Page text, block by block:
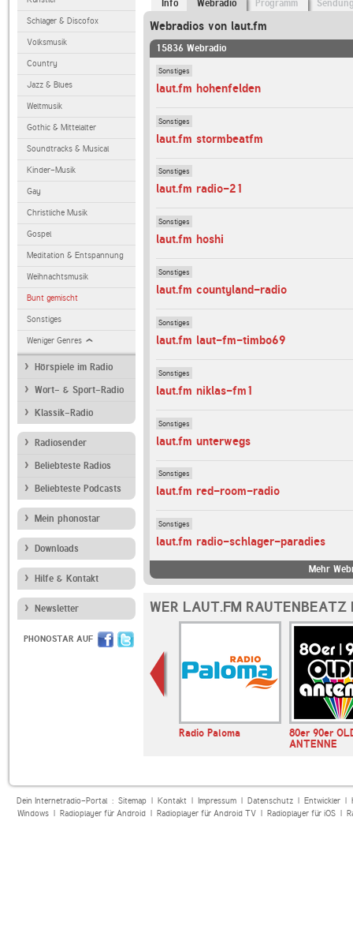
Schlager & Discofox
Volksmusik
Country
Jazz & Blues
Weltmusik
Gothic & Mittelalter
Soundtracks & Musical
Kinder-Musik
Gay
Christliche Musik
Gospel
Meditation & Entspannung
Weihnachtsmusik
Bunt gemischt
Sonstiges
Weniger Genres
Hörspiele im Radio
Wort- & Sport-Radio
Klassik-Radio
Radiosender
Beliebteste Radios
Beliebteste Podcasts
Mein phonostar
Downloads
Hilfe & Kontakt
Newsletter
PHONOSTAR AUF
Info Webradio Programm
Webradios von laut.fm
15836 Webradio
Sonstiges
laut.fm hohenfelden
Sonstiges
laut.fm stormbeatfm
Sonstiges
laut.fm radio-21
Sonstiges
laut.fm hoshi
Sonstiges
laut.fm countyland-radio
Sonstiges
laut.fm laut-fm-timbo69
Sonstiges
laut.fm niklas-fm1
Sonstiges
laut.fm unterwegs
Sonstiges
laut.fm red-room-radio
Sonstiges
laut.fm radio-schlager-paradies
Mehr
WER LAUT.FM RAUTENBEATZ
Radio Paloma
80er 90er
ANTENNE
Dein Internetradio-Portal : Sitemap| Kontakt| Impressum| Datenschutz| Entwickler|
Windows| Radioplayer für Android| Radioplayer für Android TV| Radioplayer für iOS|